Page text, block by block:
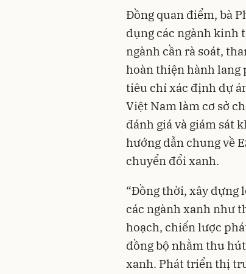
Đồng quan điểm, bà
dụng các ngành kinh
ngành cần rà soát,
hoàn thiện hành lang
tiêu chí xác định dự
Việt Nam làm cơ sở
đánh giá và giám sát
hướng dẫn chung về
chuyển đổi xanh.
“Đồng thời, xây dựng
các ngành xanh như
hoạch, chiến lược
đồng bộ nhằm thu
xanh. Phát triển thị